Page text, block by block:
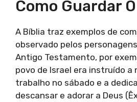
Como Guardar
A Bíblia traz exemplos de
observado pelos
Antigo Testamento, por
povo de Israel era instruído a
trabalho no sábado e a
descansar e adorar a Deus